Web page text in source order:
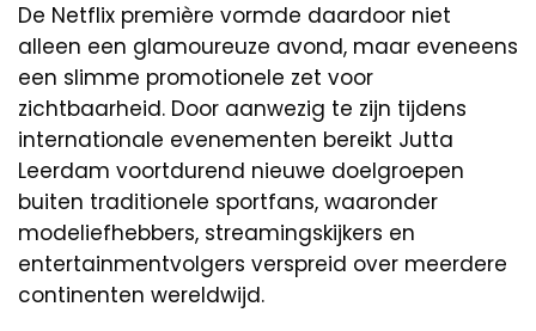
De Netflix première vormde daardoor niet
alleen een glamoureuze avond, maar eveneens
een slimme promotionele zet voor
zichtbaarheid. Door aanwezig te zijn tijdens
internationale evenementen bereikt Jutta
Leerdam voortdurend nieuwe doelgroepen
buiten traditionele sportfans, waaronder
modeliefhebbers, streamingskijkers en
entertainmentvolgers verspreid over meerdere
continenten wereldwijd.